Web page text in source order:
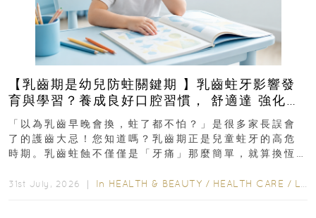
【乳齒期是幼兒防蛀關鍵期 】乳齒蛀牙影響發
育與學習？養成良好口腔習慣， 舒適達 強化琺
瑯質 兒童牙膏防護指南
「以為乳齒早晚會換，蛀了都不怕？」是很多家長誤會
了的護齒大忌！您知道嗎？乳齒期正是兒童蛀牙的高危
時期。乳齒蛀蝕不僅僅是「牙痛」那麼簡單，就算換恆
31st July, 2026 ｜ In HEALTH & BEAUTY / HEALTH CARE / LIFESTYLE